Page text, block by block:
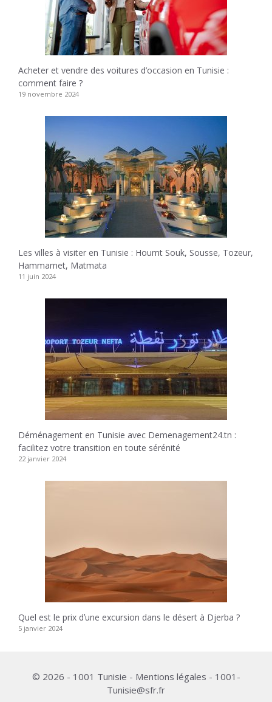
Acheter et vendre des voitures d’occasion en Tunisie :
comment faire ?
19 novembre 2024
Les villes à visiter en Tunisie : Houmt Souk, Sousse, Tozeur,
Hammamet, Matmata
11 juin 2024
Déménagement en Tunisie avec Demenagement24.tn :
facilitez votre transition en toute sérénité
22 janvier 2024
Quel est le prix dʼune excursion dans le désert à Djerba ?
5 janvier 2024
© 2026 - 1001 Tunisie - Mentions légales - 1001-
Tunisie@sfr.fr